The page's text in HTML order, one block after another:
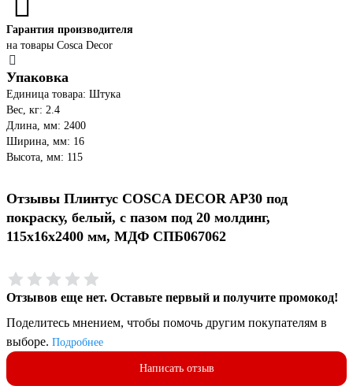
Гарантия производителя
на товары Cosca Decor
Упаковка
Единица товара: Штука
Вес, кг: 2.4
Длина, мм: 2400
Ширина, мм: 16
Высота, мм: 115
Отзывы Плинтус COSCA DECOR AP30 под
покраску, белый, с пазом под 20 молдинг,
115x16x2400 мм, МДФ СПБ067062
Отзывов еще нет. Оставьте первый и получите промокод!
Поделитесь мнением, чтобы помочь другим покупателям в
выборе. Подробнее
Написать отзыв